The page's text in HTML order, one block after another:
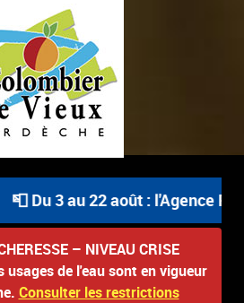
📮 Du 3 au 22 août : l'Agence
– NIVEAU CRISE
usages de l'eau sont en vigueur
Consulter les restrictions